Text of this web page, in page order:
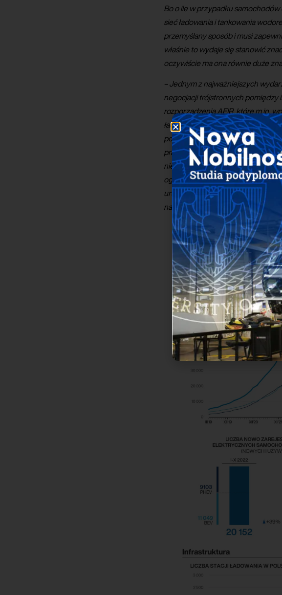
Bo o ile w przypadku
sieć ładowania i tankowania
przemyślany sposób i musi
właśnie to wydaje się stanowić
oczywiście ma ona równie duże
– Jednym z najważniejszych
negocjacji trójstronnych pomiędzy
rozporządzenia AFIR, które m.in.
ładowania wraz z każdym nowo
powinien stać się przede
prawa. Rozporządzenie wejdzie w
niecałe dwa lata później. Obecnie
ogólnodostępnej stacji DC. Ma to
uruchomiono jedynie 121 nowych
na to, jak pilna jest potrzeba